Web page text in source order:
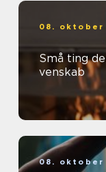
08. oktober
Små ting
venskab
08. oktober